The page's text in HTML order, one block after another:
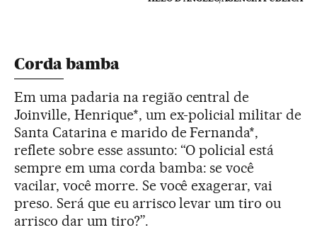
Corda bamba
Em uma padaria na região central de
Joinville, Henrique*, um ex-policial militar de
Santa Catarina e marido de Fernanda*,
reflete sobre esse assunto: “O policial está
sempre em uma corda bamba: se você
vacilar, você morre. Se você exagerar, vai
preso. Será que eu arrisco levar um tiro ou
arrisco dar um tiro?”.